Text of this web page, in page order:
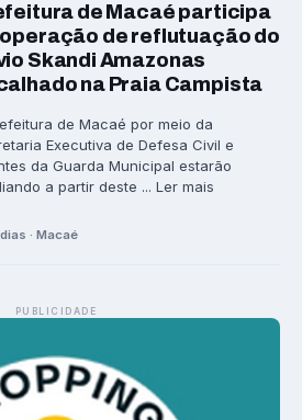
de Macaé participa
de reflutuação do
Skandi Amazonas
na Praia Campista
de Macaé por meio da
Executiva de Defesa Civil e
da Guarda Municipal estarão
a partir deste ... Ler mais
· Macaé
PUBLICIDADE